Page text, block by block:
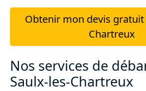
Obtenir mon devis gratuit
Chartreux
Nos services de
Saulx-les-Chartreux